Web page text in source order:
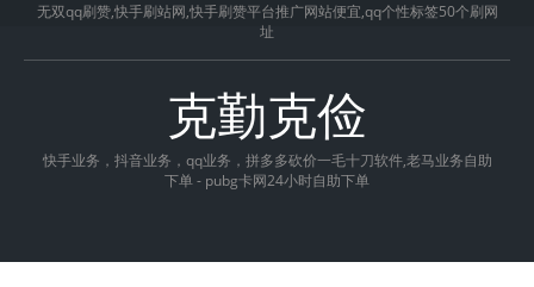
无双qq刷赞,快手刷站网,快手刷赞平台推广网站便宜,qq个性标签50个刷网
址
克勤克俭
快手业务，抖音业务，qq业务，拼多多砍价一毛十刀软件,老马业务自助
下单 - pubg卡网24小时自助下单